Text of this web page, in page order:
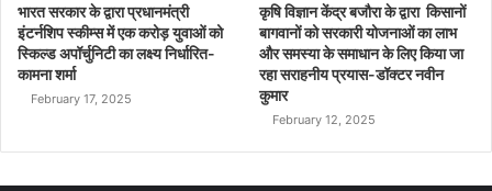
भारत सरकार के द्वारा प्रधानमंत्री
इंटर्नशिप स्कीम्स में एक करोड़ युवाओं को
स्किल्ड अपॉर्चुनिटी का लक्ष्य निर्धारित-
कामना शर्मा
February 17, 2025
कृषि विज्ञान केंद्र बजौरा के द्वारा किसानों
बागवानों को सरकारी योजनाओं का लाभ
और समस्या के समाधान के लिए किया जा
रहा सराहनीय प्रयास-डॉक्टर नवीन
कुमार
February 12, 2025